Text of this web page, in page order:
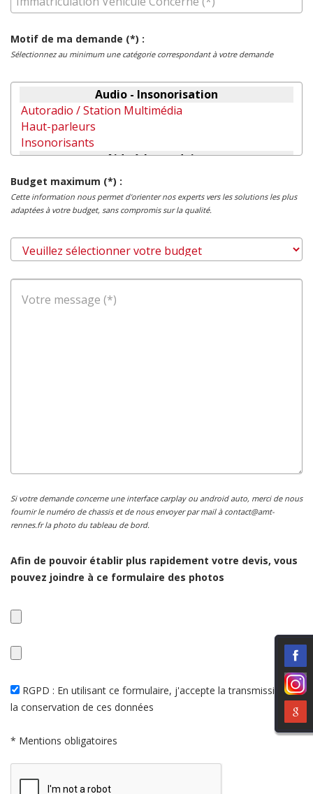
Motif de ma demande (*) :
Sélectionnez au minimum une catégorie correspondant à votre demande
Budget maximum (*) :
Cette information nous permet d'orienter nos experts vers les solutions les plus
adaptées à votre budget, sans compromis sur la qualité.
Si votre demande concerne une interface carplay ou android auto, merci de nous
fournir le numéro de chassis et de nous envoyer par mail à contact@amt-
rennes.fr la photo du tableau de bord.
Afin de pouvoir établir plus rapidement votre devis, vous
pouvez joindre à ce formulaire des photos
RGPD : En utilisant ce formulaire, j'accepte la transmission et
la conservation de ces données
* Mentions obligatoires